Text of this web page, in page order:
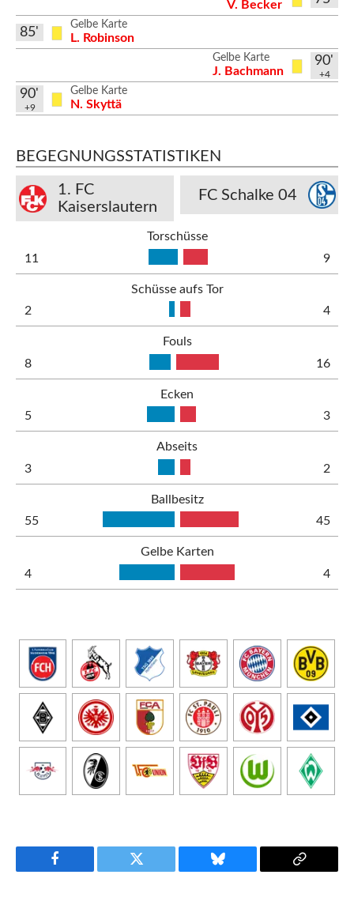
V. Becker
Gelbe Karte
L. Robinson
85'
90'
+4
Gelbe Karte
J. Bachmann
Gelbe Karte
N. Skyttä
90'
+9
BEGEGNUNGSSTATISTIKEN
1. FC
Kaiserslautern
FC Schalke 04
Torschüsse
11
9
Schüsse aufs Tor
2
4
Fouls
8
16
Ecken
5
3
Abseits
3
2
Ballbesitz
55
45
Gelbe Karten
4
4
Facebook Twitter Bluesky
Copy